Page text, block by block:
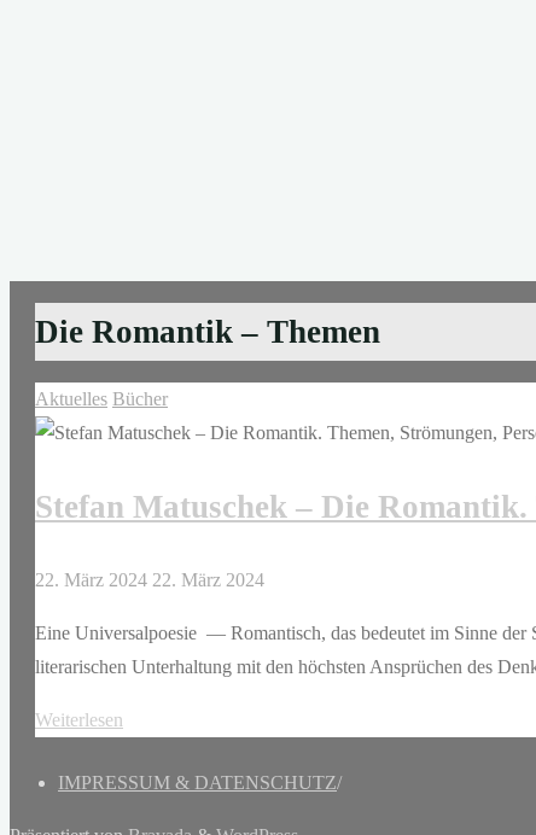
Die Romantik – Themen
Aktuelles Bücher
Stefan Matuschek – Die
22. März 2024 22. März 2024
Eine Universalpoesie — Romantisch, das bedeutet im Sinne
literarischen Unterhaltung mit den höchsten Ansprüchen des
Weiterlesen
–
IMPRESSUM & DATENSCHUTZ/